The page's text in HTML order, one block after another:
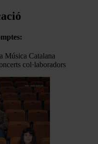
Música Catalana
col·laboradors